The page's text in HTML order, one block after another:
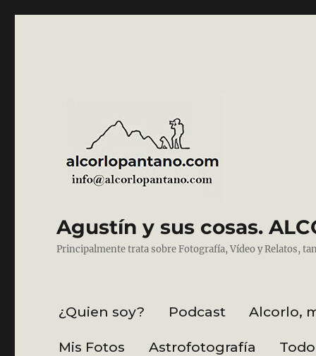
Agustín y sus cosas.
Principalmente trata sobre Fotografía, Vídeo y Relatos,
¿Quien soy? Podcast Alcorlo,
Mis Fotos Astrofotografía